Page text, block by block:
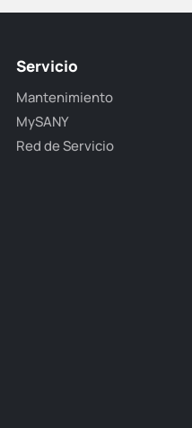
Servicio
Mantenimiento
MySANY
Red de Servicio